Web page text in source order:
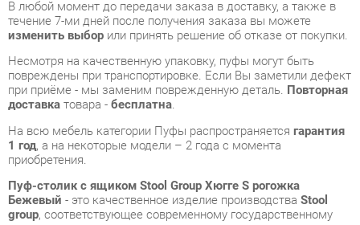
при приёме - мы заменим поврежденную деталь.Повторная
доставкатовара -бесплатна.
1 год, а на некоторые модели – 2 года с момента
приобретения.
Пуф-столик с ящиком Stool Group Хюгге S рогожка
Бежевый
- это качественное изделие производства
group, соответствующее современному государственному
стандарту.
Надеемся, вы останетесь довольны вашим приобретением, и
будем рады, если вы оставите отзыв об опыте его
использования, который поможет сориентироваться нашим
будущим покупателям.